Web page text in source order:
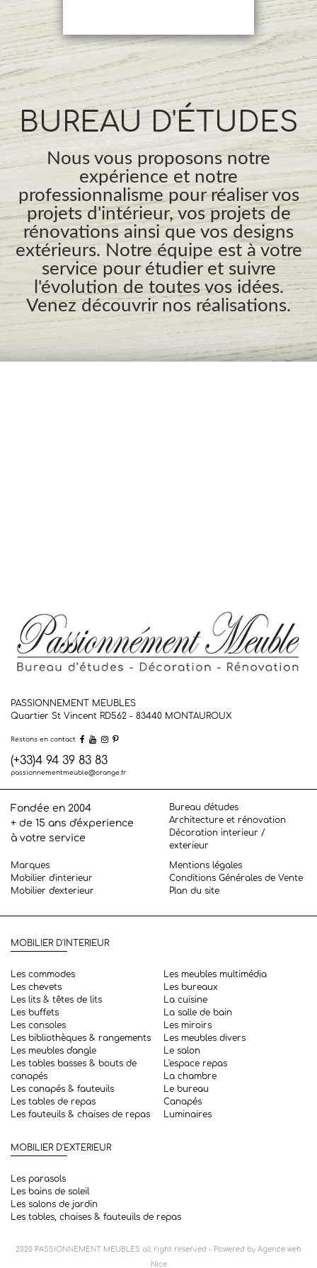
BUREAU D'ÉTUDES
Nous vous proposons notre
expérience et notre
professionnalisme pour réaliser vos
projets d'intérieur, vos projets de
rénovations ainsi que vos designs
extérieurs. Notre équipe est à votre
service pour étudier et suivre
l'évolution de toutes vos idées.
Venez découvrir nos réalisations.
PASSIONNEMENT MEUBLES
Quartier St Vincent RD562 - 83440 MONTAUROUX
Restons en contact
(+33)4 94 39 83 83
passionnementmeuble@orange.fr
Fondée en 2004
+ de 15 ans d'éxperience
à votre service
Bureau d'études
Architecture et rénovation
Décoration interieur /
exterieur
Marques
Mobilier d'interieur
Mobilier d'exterieur
Mentions légales
Conditions Générales de Vente
Plan du site
MOBILIER D'INTERIEUR
Les commodes
Les chevets
Les lits & têtes de lits
Les buffets
Les consoles
Les bibliothèques & rangements
Les meubles d'angle
Les tables basses & bouts de
canapés
Les canapés & fauteuils
Les tables de repas
Les fauteuils & chaises de repas
Les meubles multimédia
Les bureaux
La cuisine
La salle de bain
Les miroirs
Les meubles divers
Le salon
L'espace repas
La chambre
Le bureau
Canapés
Luminaires
MOBILIER D'EXTERIEUR
Les parasols
Les bains de soleil
Les salons de jardin
Les tables, chaises & fauteuils de repas
2020 PASSIONNEMENT MEUBLES all right reserved - Powered byAgence web
Nice